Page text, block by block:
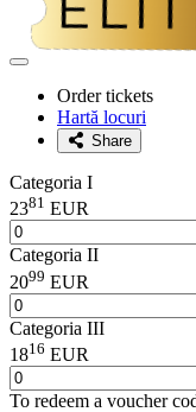
Adaugă
favoriteOrder tickets
Hartă locuri
Share
Categoria I
2381 EUR
Categoria II
2099 EUR
Categoria III
1816 EUR
To redeem a voucher